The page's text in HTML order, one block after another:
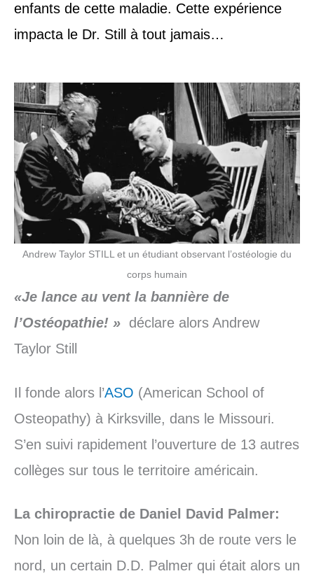
enfants de cette maladie. Cette expérience
impacta le Dr. Still à tout jamais…
Andrew Taylor STILL et un étudiant observant l’ostéologie du
corps humain
«Je lance au vent la bannière de
l’Ostéopathie! » déclare alors Andrew
Taylor Still
Il fonde alors l’ASO (American School of
Osteopathy) à Kirksville, dans le Missouri.
S’en suivi rapidement l’ouverture de 13 autres
collèges sur tous le territoire américain.
La chiropractie de Daniel David Palmer:
Non loin de là, à quelques 3h de route vers le
nord, un certain D.D. Palmer qui était alors un